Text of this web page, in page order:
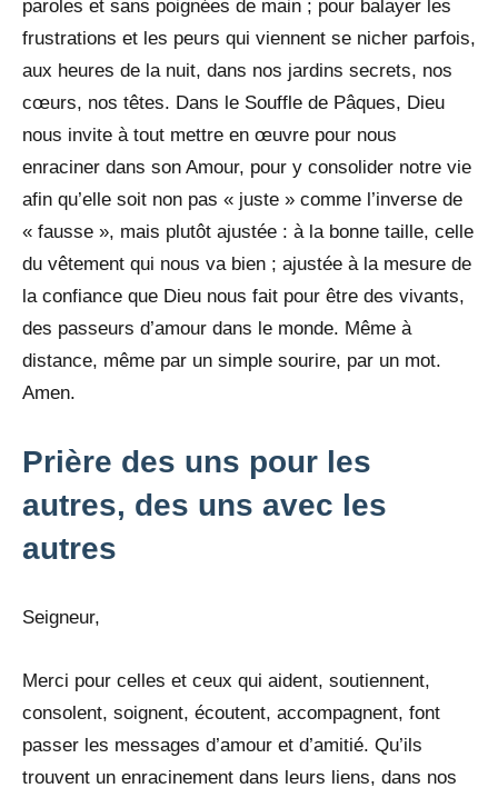
paroles et sans poignées de main ; pour balayer les
frustrations et les peurs qui viennent se nicher parfois,
aux heures de la nuit, dans nos jardins secrets, nos
cœurs, nos têtes. Dans le Souffle de Pâques, Dieu
nous invite à tout mettre en œuvre pour nous
enraciner dans son Amour, pour y consolider notre vie
afin qu’elle soit non pas « juste » comme l’inverse de
« fausse », mais plutôt ajustée : à la bonne taille, celle
du vêtement qui nous va bien ; ajustée à la mesure de
la confiance que Dieu nous fait pour être des vivants,
des passeurs d’amour dans le monde. Même à
distance, même par un simple sourire, par un mot.
Amen.
Prière des uns pour les
autres, des uns avec les
autres
Seigneur,
Merci pour celles et ceux qui aident, soutiennent,
consolent, soignent, écoutent, accompagnent, font
passer les messages d’amour et d’amitié. Qu’ils
trouvent un enracinement dans leurs liens, dans nos